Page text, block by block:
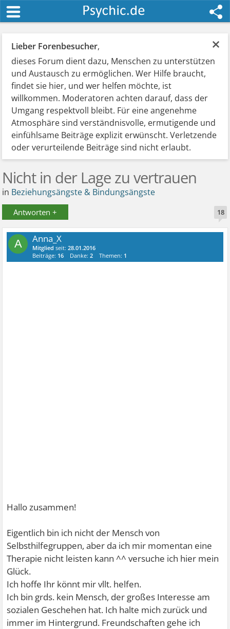
×
Lieber Forenbesucher,
dieses Forum dient dazu, Menschen zu unterstützen
und Austausch zu ermöglichen. Wer Hilfe braucht,
findet sie hier, und wer helfen möchte, ist
willkommen. Moderatoren achten darauf, dass der
Umgang respektvoll bleibt. Für eine angenehme
Atmosphäre sind verständnisvolle, ermutigende und
einfühlsame Beiträge explizit erwünscht. Verletzende
oder verurteilende Beiträge sind nicht erlaubt.
Nicht in der Lage zu vertrauen
in Beziehungsängste & Bindungsängste
Antworten + 18
A Anna_X
Mitglied seit:28.01.2016
Beiträge: 16 Danke:2 Themen: 1
Hallo zusammen!
Eigentlich bin ich nicht der Mensch von
Selbsthilfegruppen, aber da ich mir momentan eine
Therapie nicht leisten kann ^^ versuche ich hier mein
Glück.
Ich hoffe Ihr könnt mir vllt. helfen.
Ich bin grds. kein Mensch, der großes Interesse am
sozialen Geschehen hat. Ich halte mich zurück und
immer im Hintergrund. Freundschaften gehe ich